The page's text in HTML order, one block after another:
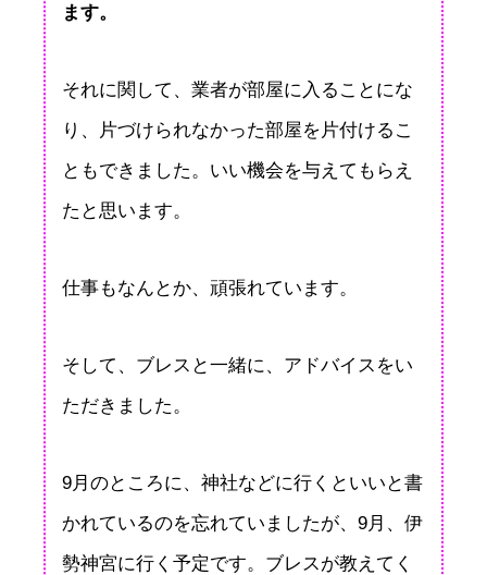
ます。
それに関して、業者が部屋に入ることにな
り、片づけられなかった部屋を片付けるこ
ともできました。いい機会を与えてもらえ
たと思います。
仕事もなんとか、頑張れています。
そして、ブレスと一緒に、アドバイスをい
ただきました。
9月のところに、神社などに行くといいと書
かれているのを忘れていましたが、9月、伊
勢神宮に行く予定です。ブレスが教えてく